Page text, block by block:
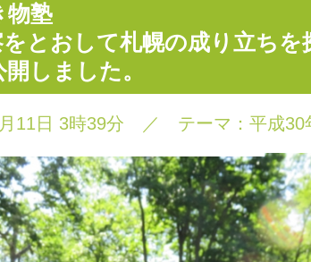
物塾
とおして札幌の成り立ちを
しました。
11日 3時39分 ／ テーマ： 平成